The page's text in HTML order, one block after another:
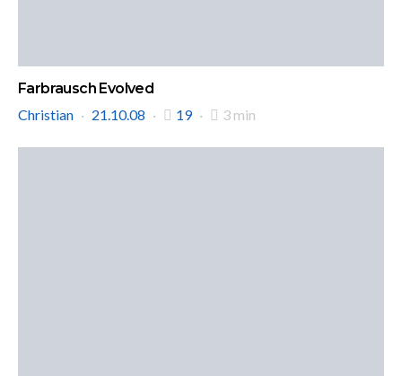
Farbrausch Evolved
Christian
21.10.08 19 3 min